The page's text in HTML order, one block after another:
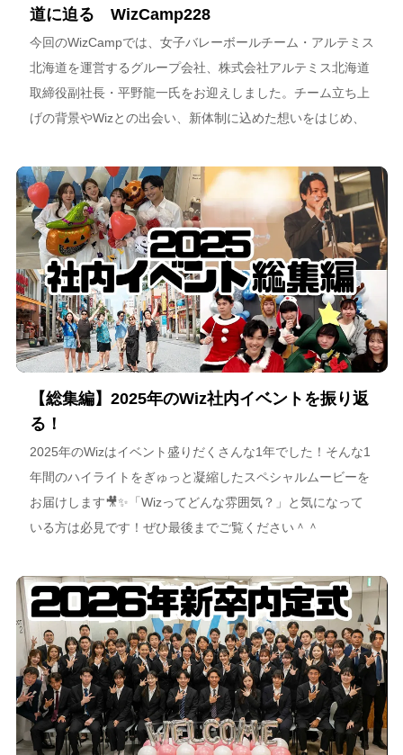
道に迫る WizCamp228
今回のWizCampでは、女子バレーボールチーム・アルテミス
北海道を運営するグループ会社、株式会社アルテミス北海道
取締役副社長・平野龍一氏をお迎えしました。チーム立ち上
げの背景やWizとの出会い、新体制に込めた想いをはじめ、
海道が描く今後のビジョンについて語っています。
【総集編】2025年のWiz社内イベントを振り返
る！
2025年のWizはイベント盛りだくさんな1年でした！そんな1
年間のハイライトをぎゅっと凝縮したスペシャルムービーを
お届けします🎥✨「Wizってどんな雰囲気？」と気になって
いる方は必見です！ぜひ最後までご覧ください＾＾